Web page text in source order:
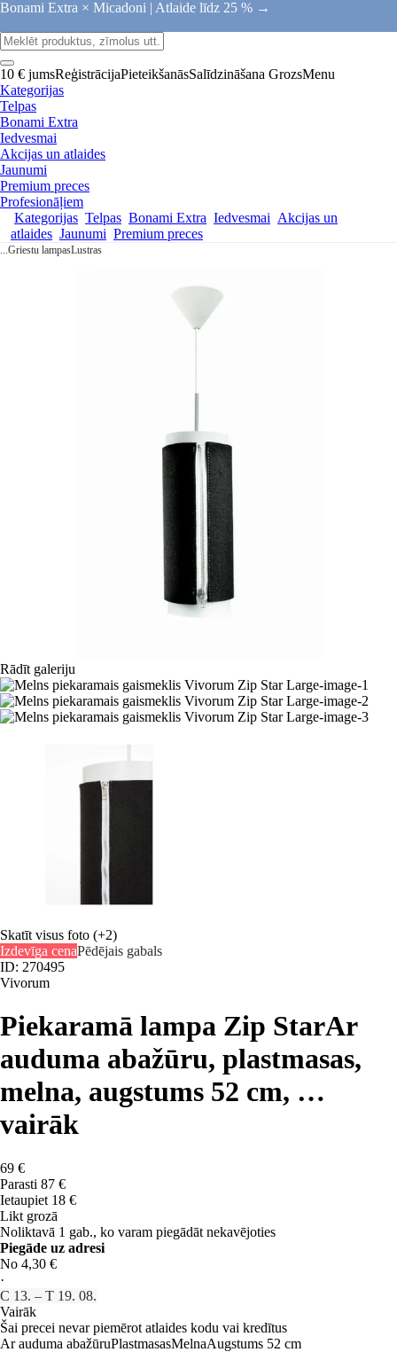
Bonami Extra × Micadoni | Atlaide līdz 25 % →
10 € jumsReģistrācijaPieteikšanāsSalīdzināšana GrozsMenu
Kategorijas
Telpas
Bonami Extra
Iedvesmai
Akcijas un atlaides
Jaunumi
Premium preces
Profesionāļiem
Kategorijas Telpas Bonami Extra Iedvesmai Akcijas un
atlaides Jaunumi Premium preces
...Griestu lampasLustras
Rādīt galeriju
Skatīt visus foto (+2)
Izdevīga cenaPēdējais gabals
ID: 270495
Vivorum
Piekaramā lampa Zip StarAr
auduma abažūru, plastmasas,
melna, augstums 52 cm, …
vairāk
69 €
Parasti 87 €
Ietaupiet 18 €
Likt grozā
Noliktavā 1 gab., ko varam piegādāt nekavējoties
Piegāde uz adresi
No 4,30 €
·
C 13. – T 19. 08.
Vairāk
Šai precei nevar piemērot atlaides kodu vai kredītus
Ar auduma abažūruPlastmasasMelnaAugstums 52 cm